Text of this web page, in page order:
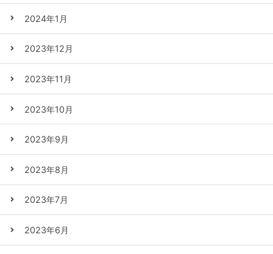
2024年1月
2023年12月
2023年11月
2023年10月
2023年9月
2023年8月
2023年7月
2023年6月